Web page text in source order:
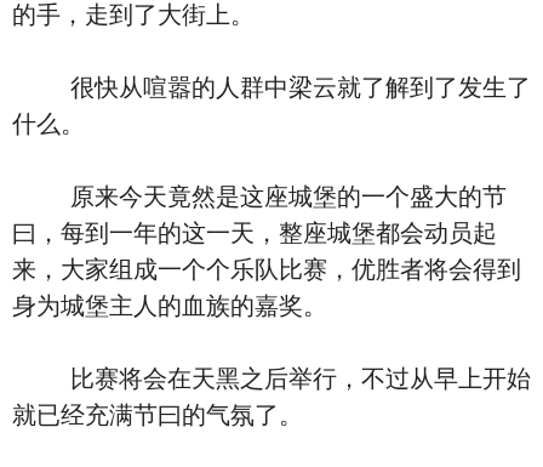
的手，走到了大街上。
很快从喧嚣的人群中梁云就了解到了发生了
什么。
原来今天竟然是这座城堡的一个盛大的节
曰，每到一年的这一天，整座城堡都会动员起
来，大家组成一个个乐队比赛，优胜者将会得到
身为城堡主人的血族的嘉奖。
比赛将会在天黑之后举行，不过从早上开始
就已经充满节曰的气氛了。